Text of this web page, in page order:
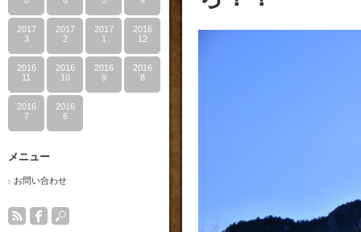
2017
3
2017
2
2017
1
2016
12
2016
11
2016
10
2016
9
2016
8
2016
7
2016
6
メニュー
お問い合わせ